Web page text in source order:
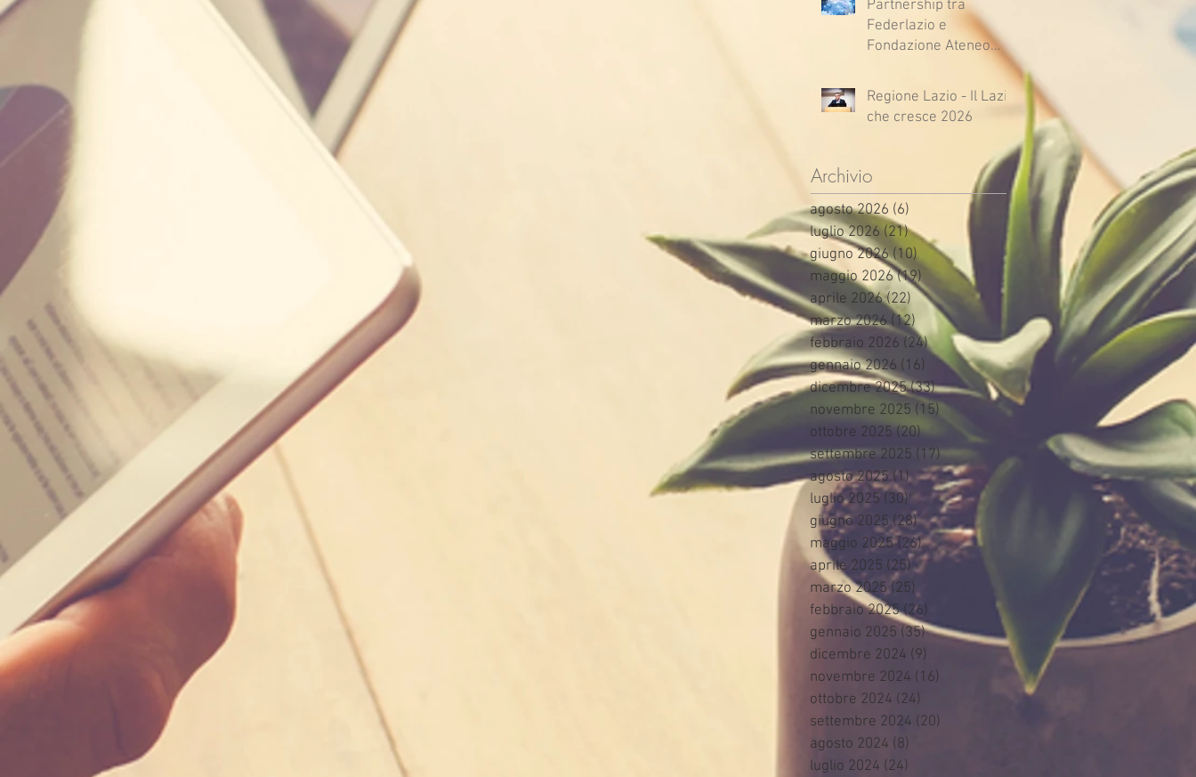
Partnership tra
Federlazio e
Fondazione Ateneo
Regione Lazio - Il Lazio
che cresce 2026
Archivio
agosto 2026 (6)
luglio 2026 (21)21 post
giugno 2026 (10)10 post
maggio 2026 (19) 19 post
aprile 2026 (22) 22 post
marzo 2026 (12) 12 post
febbraio 2026 (24)24 post
gennaio 2026 (16) 16 post
dicembre 2025 (33)33 post
novembre 2025 (15) 15 post
ottobre 2025 (20)20 post
settembre 2025 (17) 17 post
agosto 2025 (1)1 post
luglio 2025 (30) 30 post
giugno 2025 (28)28 post
maggio 2025 (26)26 post
aprile 2025 (25)25 post
marzo 2025 (25)25 post
febbraio 2025 (26)
gennaio 2025 (35)35 post
dicembre 2024 (9)
novembre 2024 (16)
ottobre 2024 (24)
settembre 2024 (20)
agosto 2024 (8)
luglio 2024 (24)